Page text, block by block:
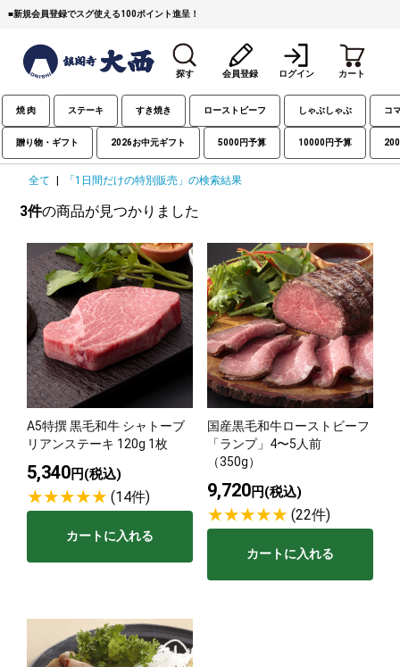
■新規会員登録でスグ使える100ポイント進呈！
探す
すき焼き 焼 肉 ステーキ
しゃぶしゃぶ コマ切れミンチ ローストビーフ
焼豚など（豚肉の加工
品）
牛丼など（牛肉の加工
品）
カレー・コロッケ・ハン
バーグ
タレ類 村沢牛 京丹波平井牛
サステナブル・和牛
（熟）
千代幻豚 贈り物・ギフト
会員登録 ログイン カート
焼 肉 ステーキ すき焼き ローストビーフ しゃぶしゃぶ コ
贈り物・ギフト 2026お中元ギフト 5000円予算 10000円予算
全て | 「1日間だけの特別販売」の検索結果
3件の商品が見つかりました
A5特撰 黒毛和牛 シャトーブ
リアンステーキ 120g 1枚
5,340円(税込)
(14件)
カートに入れる
国産黒毛和牛ローストビーフ
「ランプ」4〜5人前
（350g）
9,720円(税込)
(22件)
カートに入れる